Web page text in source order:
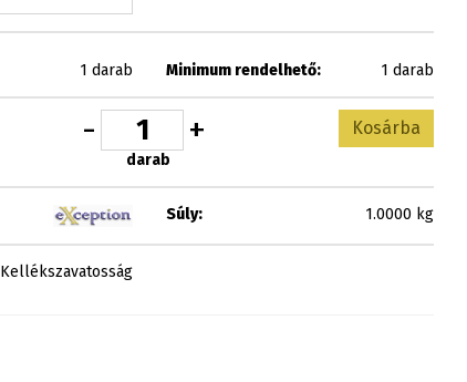
1 darab Minimum rendelhető: 1 darab
- +
darab
Kosárba
Súly: 1.0000 kg
Kellékszavatosság